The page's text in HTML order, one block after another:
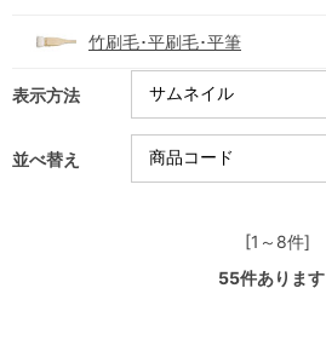
竹刷毛･平刷毛･平筆
表示方法
並べ替え
[1～8件]
55件あります